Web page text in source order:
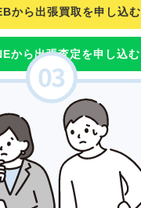
から出張買取を申し込む
から出張査定を申し込む